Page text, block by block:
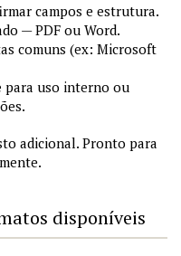
campos e estrutura.
— PDF ou Word.
comuns (ex: Microsoft
para uso interno ou
adicional. Pronto para
disponíveis